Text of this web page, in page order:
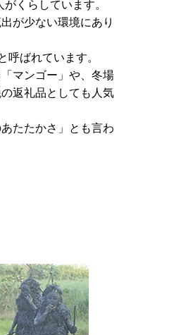
くらしています。
が少ない環境にあり
ばれています。
マンゴー」や、冬場
返礼品としても人気
たたかさ」とも言わ